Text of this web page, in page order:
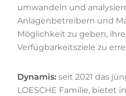
umwandeln und
Anlagenbetreibern und
Möglichkeit zu geben,
Verfügbarkeitsziele zu
Dynamis:seit 2021 das
LOESCHE Familie, bietet